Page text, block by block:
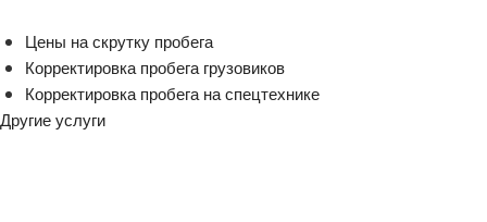
Цены на скрутку пробега
Корректировка пробега грузовиков
Корректировка пробега на спецтехнике
Другие услуги